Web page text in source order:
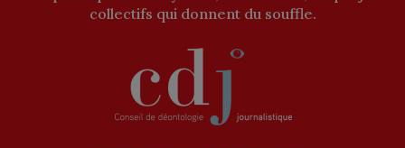
collectifs qui donnent du souffle.